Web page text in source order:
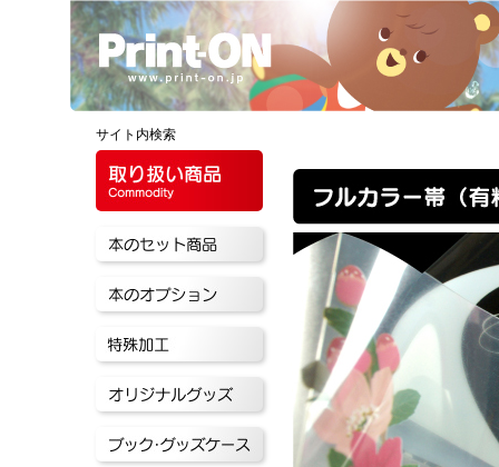
サイト内検索